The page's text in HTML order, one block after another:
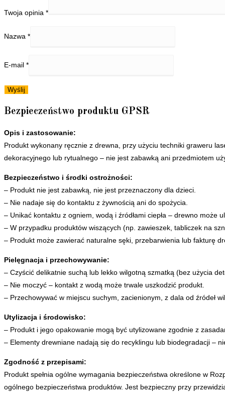
Twoja opinia *
Nazwa *
E-mail *
Bezpieczeństwo produktu GPSR
Opis i zastosowanie:
Produkt wykonany ręcznie z drewna, przy użyciu techniki graweru
dekoracyjnego lub rytualnego – nie jest zabawką ani przedmiotem
Bezpieczeństwo i środki ostrożności:
– Produkt nie jest zabawką, nie jest przeznaczony dla dzieci.
– Nie nadaje się do kontaktu z żywnością ani do spożycia.
– Unikać kontaktu z ogniem, wodą i źródłami ciepła – drewno może
– W przypadku produktów wiszących (np. zawieszek, tabliczek na
– Produkt może zawierać naturalne sęki, przebarwienia lub fakturę
Pielęgnacja i przechowywanie:
– Czyścić delikatnie suchą lub lekko wilgotną szmatką (bez użycia
– Nie moczyć – kontakt z wodą może trwale uszkodzić produkt.
– Przechowywać w miejscu suchym, zacienionym, z dala od źródeł
Utylizacja i środowisko:
– Produkt i jego opakowanie mogą być utylizowane zgodnie z
– Elementy drewniane nadają się do recyklingu lub biodegradacji –
Zgodność z przepisami:
Produkt spełnia ogólne wymagania bezpieczeństwa określone w
ogólnego bezpieczeństwa produktów. Jest bezpieczny przy